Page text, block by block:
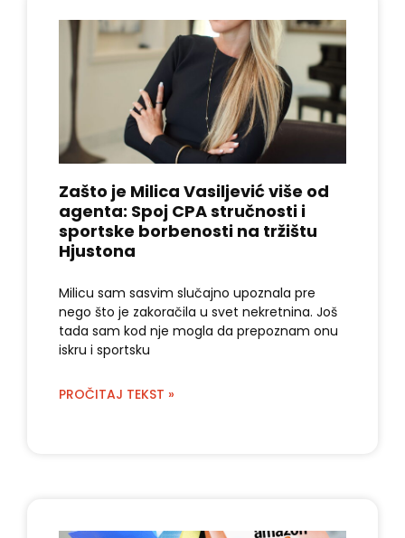
Zašto je Milica Vasiljević više od
agenta: Spoj CPA stručnosti i
sportske borbenosti na tržištu
Hjustona
Milicu sam sasvim slučajno upoznala pre
nego što je zakoračila u svet nekretnina. Još
tada sam kod nje mogla da prepoznam onu
iskru i sportsku
PROČITAJ TEKST »